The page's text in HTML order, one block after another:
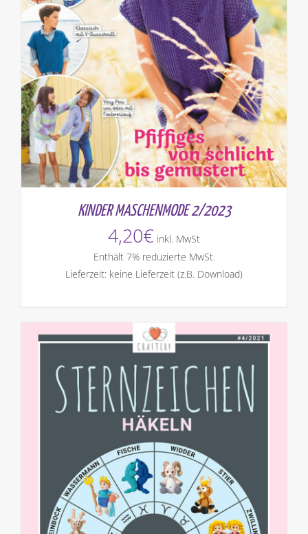
KINDER MASCHENMODE 2/2023
4,20€ inkl. MwSt
Enthält 7% reduzierte MwSt.
Lieferzeit: keine Lieferzeit (z.B. Download)